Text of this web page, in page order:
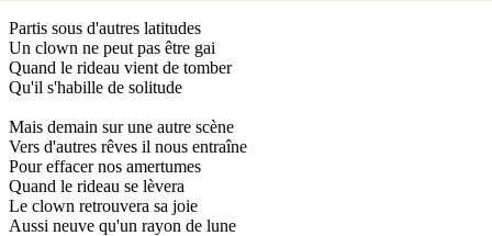
Partis sous d'autres latitudes
Un clown ne peut pas être gai
Quand le rideau vient de tomber
Qu'il s'habille de solitude
Mais demain sur une autre scène
Vers d'autres rêves il nous entraîne
Pour effacer nos amertumes
Quand le rideau se lèvera
Le clown retrouvera sa joie
Aussi neuve qu'un rayon de lune